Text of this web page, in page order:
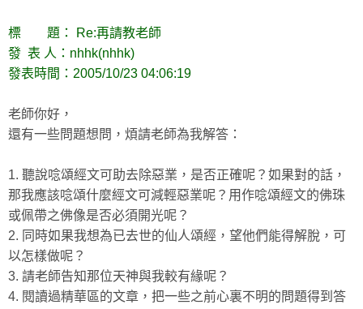
標 題： Re:再請教老師
發 表 人：nhhk(nhhk)
發表時間：2005/10/23 04:06:19
老師你好，
還有一些問題想問，煩請老師為我解答：
1. 聽說唸頌經文可助去除惡業，是否正確呢？如果對的話，
那我應該唸頌什麼經文可減輕惡業呢？用作唸頌經文的佛珠
或佩帶之佛像是否必須開光呢？
2. 同時如果我想為已去世的仙人頌經，望他們能得解脫，可
以怎樣做呢？
3. 請老師告知那位天神與我較有緣呢？
4. 閱讀過精華區的文章，把一些之前心裏不明的問題得到答